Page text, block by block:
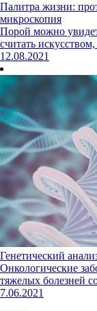
Палитра жизни:
микроскопия
Порой можно
считать
12.08.2021
Генетический
Онкологические
тяжелых болезней
7.06.2021